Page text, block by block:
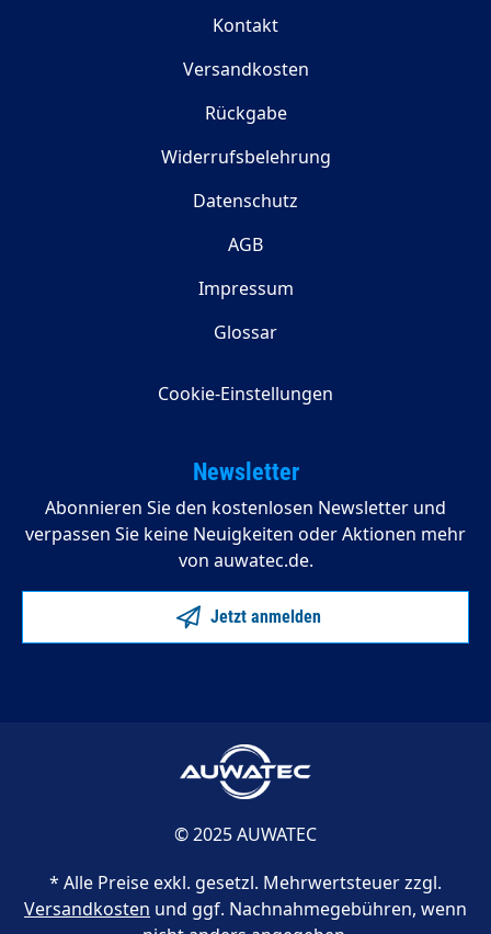
Kontakt
Versandkosten
Rückgabe
Widerrufsbelehrung
Datenschutz
AGB
Impressum
Glossar
Cookie-Einstellungen
Newsletter
Abonnieren Sie den kostenlosen Newsletter und
verpassen Sie keine Neuigkeiten oder Aktionen mehr
von auwatec.de.
Jetzt anmelden
© 2025 AUWATEC
* Alle Preise exkl. gesetzl. Mehrwertsteuer zzgl.
Versandkosten und ggf. Nachnahmegebühren, wenn